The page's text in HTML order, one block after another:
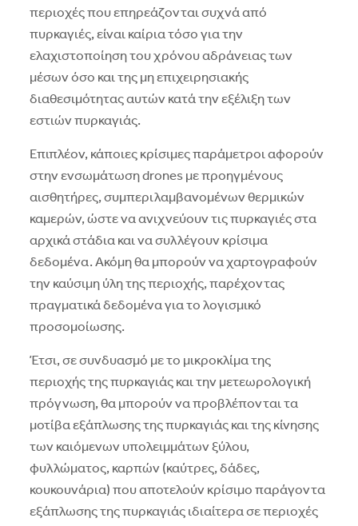
περιοχές που επηρεάζονται συχνά από
πυρκαγιές, είναι καίρια τόσο για την
ελαχιστοποίηση του χρόνου αδράνειας των
μέσων όσο και της μη επιχειρησιακής
διαθεσιμότητας αυτών κατά την εξέλιξη των
εστιών πυρκαγιάς.
Επιπλέον, κάποιες κρίσιμες παράμετροι αφορούν
στην ενσωμάτωση drones με προηγμένους
αισθητήρες, συμπεριλαμβανομένων θερμικών
καμερών, ώστε να ανιχνεύουν τις πυρκαγιές στα
αρχικά στάδια και να συλλέγουν κρίσιμα
δεδομένα. Ακόμη θα μπορούν να χαρτογραφούν
την καύσιμη ύλη της περιοχής, παρέχοντας
πραγματικά δεδομένα για το λογισμικό
προσομοίωσης.
Έτσι, σε συνδυασμό με το μικροκλίμα της
περιοχής της πυρκαγιάς και την μετεωρολογική
πρόγνωση, θα μπορούν να προβλέπονται τα
μοτίβα εξάπλωσης της πυρκαγιάς και της κίνησης
των καιόμενων υπολειμμάτων ξύλου,
φυλλώματος, καρπών (καύτρες, δάδες,
κουκουνάρια) που αποτελούν κρίσιμο παράγοντα
εξάπλωσης της πυρκαγιάς ιδιαίτερα σε περιοχές